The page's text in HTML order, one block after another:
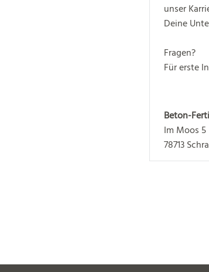
unser
Deine
Fragen?
Für erste
Beton-
Im Moos 5
78713